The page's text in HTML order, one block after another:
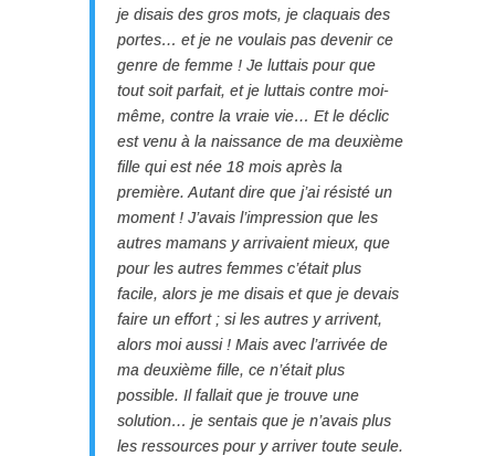
je disais des gros mots, je claquais des
portes… et je ne voulais pas devenir ce
genre de femme ! Je luttais pour que
tout soit parfait, et je luttais contre moi-
même, contre la vraie vie… Et le déclic
est venu à la naissance de ma deuxième
fille qui est née 18 mois après la
première. Autant dire que j’ai résisté un
moment ! J’avais l’impression que les
autres mamans y arrivaient mieux, que
pour les autres femmes c’était plus
facile, alors je me disais et que je devais
faire un effort ; si les autres y arrivent,
alors moi aussi ! Mais avec l’arrivée de
ma deuxième fille, ce n’était plus
possible. Il fallait que je trouve une
solution… je sentais que je n’avais plus
les ressources pour y arriver toute seule.